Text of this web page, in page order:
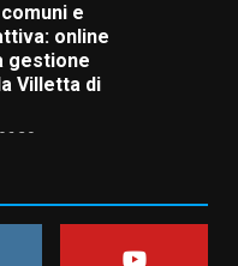
e
online
gestione
Villetta di